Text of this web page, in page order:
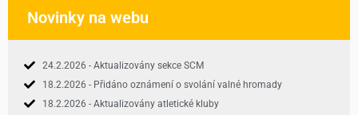
Novinky na webu
24.2.2026 - Aktualizovány sekce SCM
18.2.2026 - Přidáno oznámení o svolání valné hromady
18.2.2026 - Aktualizovány atletické kluby